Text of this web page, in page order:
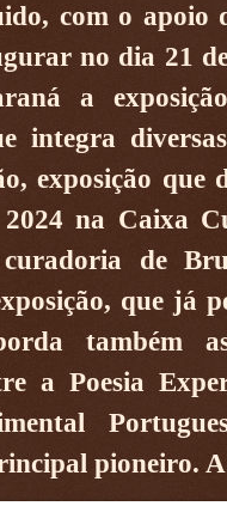
com o apoio
no dia 21
a
integra
exposição que
2024 na Caixa
de
que já
também
a Poesia
pioneiro.